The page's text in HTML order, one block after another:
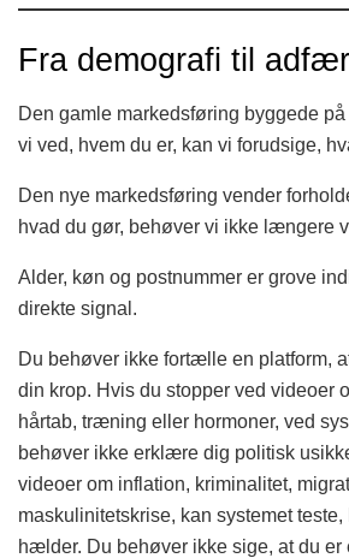
Fra demografi til
Den gamle markedsføring byggede
vi ved, hvem du er, kan vi forudsige,
Den nye markedsføring vender
hvad du gør, behøver vi ikke længere
Alder, køn og postnummer er grove
direkte signal.
Du behøver ikke fortælle en platform,
din krop. Hvis du stopper ved videoer
hårtab, træning eller hormoner, ved
behøver ikke erklære dig politisk
videoer om inflation, kriminalitet,
maskulinitetskrise, kan systemet
hælder. Du behøver ikke sige, at du er